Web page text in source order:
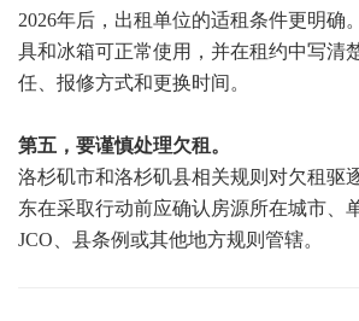
2026年后，出租单位的适租条件更明确
具和冰箱可正常使用，并在租约中写清
任、报修方式和更换时间。
第五，要谨慎处理欠租。
洛杉矶市和洛杉矶县相关规则对欠租驱
东在采取行动前应确认房源所在城市、
JCO、县条例或其他地方规则管辖。